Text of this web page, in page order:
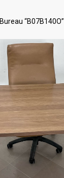
Bureau “B07B140O”